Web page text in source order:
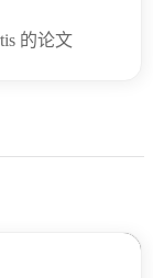
的论文